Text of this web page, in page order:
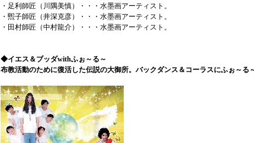
・足利師匠（川隅美慎）・・・水墨画アーティスト。
・煕子師匠（井深克彦）・・・水墨画アーティスト。
・田村師匠（中村龍介）・・・水墨画アーティスト。
◆イエス＆ブッダwithふぉ～る～
布教活動のために復活した伝説の大御所。バックダンス＆コーラスにふぉ～る